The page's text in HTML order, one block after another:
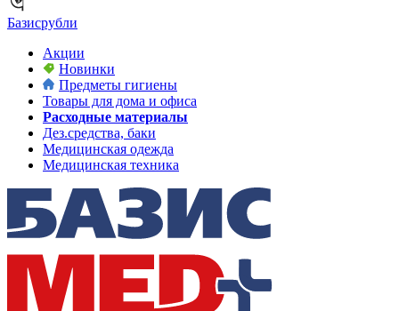
Базисрубли
Акции
Новинки
Предметы гигиены
Товары для дома и офиса
Расходные материалы
Дез.средства, баки
Медицинская одежда
Медицинская техника